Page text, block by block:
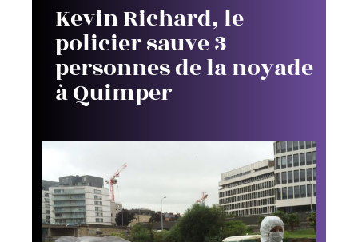
Kevin Richard, le
policier sauve 3
personnes de la noyade
à Quimper